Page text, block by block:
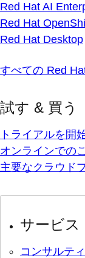
Red Hat AI
Red Hat
Red Hat Desktop
すべての Red
試す & 買う
トライアルを開
オンラインでの
主要なクラウド
サービス
コンサルテ